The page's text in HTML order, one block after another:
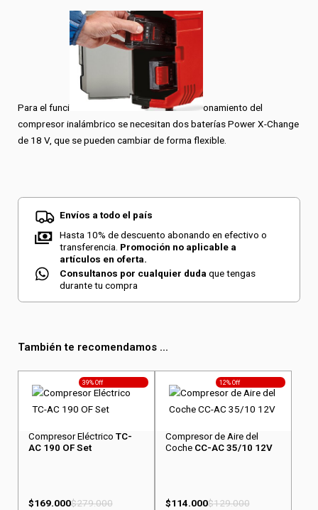
Para el funci
onamiento del
compresor inalámbrico se necesitan dos baterías Power X-Change
de 18 V, que se pueden cambiar de forma flexible.
Envíos a todo el país
Hasta 10% de descuento abonando en efectivo o
transferencia. Promoción no aplicable a
artículos en oferta.
Consultanos por cualquier duda que tengas
durante tu compra
También te recomendamos ...
39% Off
Compresor Eléctrico TC-
AC 190 OF Set
$279.000
$169.000
12% Off
Compresor de Aire del
Coche CC-AC 35/10 12V
$129.000
$114.000